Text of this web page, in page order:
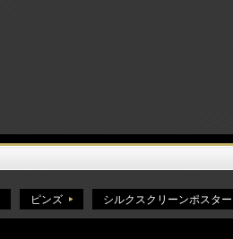
ピンズ シルクスクリーンポスター